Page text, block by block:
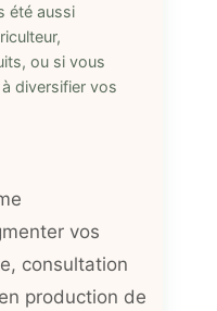
été aussi
ou si vous
diversifier vos
vos
, consultation
production de